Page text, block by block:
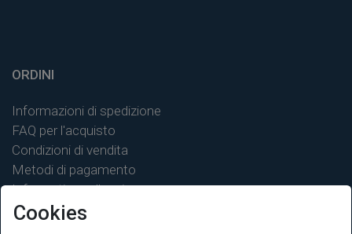
ORDINI
Informazioni di spedizione
FAQ per l'acquisto
Condizioni di vendita
Metodi di pagamento
Informativa sulla privacy
Cookies